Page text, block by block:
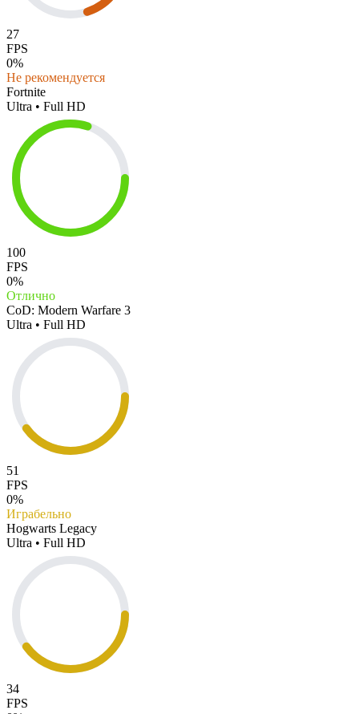
27
FPS
0%
Не рекомендуется
Fortnite
Ultra • Full HD
100
FPS
0%
Отлично
CoD: Modern Warfare 3
Ultra • Full HD
51
FPS
0%
Играбельно
Hogwarts Legacy
Ultra • Full HD
34
FPS